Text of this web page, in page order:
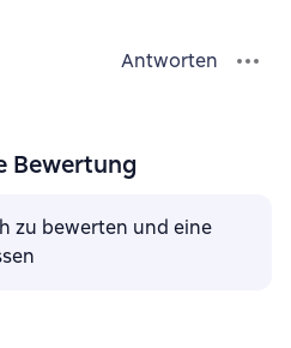
Antworten
Bewertung
zu bewerten und eine